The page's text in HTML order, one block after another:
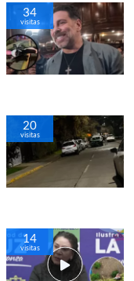
34
visitas
20
visitas
14
visitas